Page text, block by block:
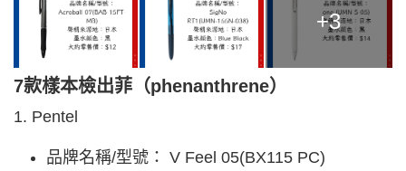
+3
7款樣本檢出菲（phenanthrene）
1. Pentel
品牌名稱/型號： V Feel 05(BX115 PC)